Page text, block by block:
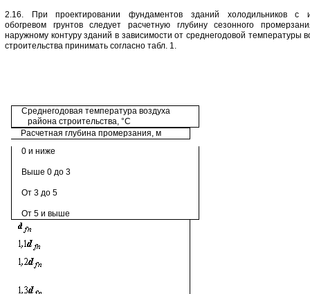
2.16. При проектировании фундаментов зданий холодильников с
обогревом грунтов следует расчетную глубину сезонного
наружному контуру зданий в зависимости от среднегодовой температуры
строительства принимать согласно табл. 1.
Среднегодовая температура воздуха
района строительства, °С
Расчетная глубина промерзания, м
0 и ниже
Выше 0 до 3
От 3 до 5
От 5 и выше